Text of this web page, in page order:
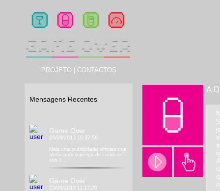
PROJETO CONTACTOS
Mensagens Recentes
Game Over
24/09/2013 15:37:58
Mais uma publicidade simples que
alerta para o perigo de conduzir
sob o...
Game Over
23/09/2013 11:17:20
A